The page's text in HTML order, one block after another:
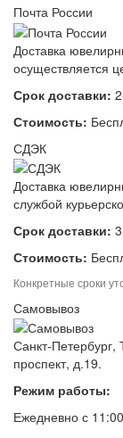
Почта России
Доставка
осуществляется
Срок доставки:
Стоимость:
СДЭК
Доставка
службой
Срок доставки:
Стоимость:
Конкретные сроки
Самовывоз
Санкт-
проспект, д.19.
Режим работы:
Ежедневно с